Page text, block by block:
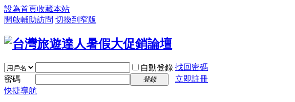
設為首頁收藏本站
開啟輔助訪問 切換到窄版
自動登錄 找回密碼
密碼
登錄
立即註冊
快捷導航